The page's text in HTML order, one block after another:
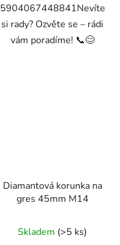
5904067448841Nevíte
si rady? Ozvěte se – rádi
vám poradíme! 📞😊
Diamantová korunka na
gres 45mm M14
Skladem (>5 ks)